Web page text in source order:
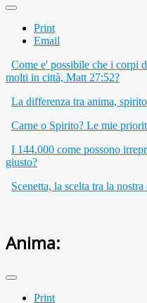
Print
Email
Come e' possibile che i corpi
molti in città, Matt 27:52?
La differenza tra anima,
Carne o Spirito? Le mie
I 144.000 come possono
giusto?
Scenetta, la scelta tra la
Anima:
Print